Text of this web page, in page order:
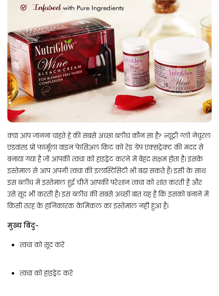
क्या आप जानना चाहते हे की सबसे अच्छा ब्लीच कौन सा है? न्यूट्री ग्लो नेचुरल
एडवांस्ड प्रो फार्मूला वाइन फेसिअल किट को रेड ग्रेप एक्सट्रेक्ट की मदद से
बनाया गया है जो आपकी त्वचा को हाइड्रेट करने में बेहद सक्षम होता है। इसके
इस्तेमाल से आप अपनी त्वचा की इलास्टिसिटी भी बढ़ा सकते हैं। इसी के साथ
इस ब्लीच में इस्तेमाल हुई चीज़ें आपकी परेशान त्वचा को शांत करती है और
उसे सूद भी करती है। इस ब्लीच की सबसे अच्छी बात यह है कि इसको बनाने में
किसी तरह के हानिकारक केमिकल का इस्तेमाल नहीं हुआ है।
मुख्य बिंदु-
त्वचा को सूद करे
त्वचा को हाइड्रेट करे